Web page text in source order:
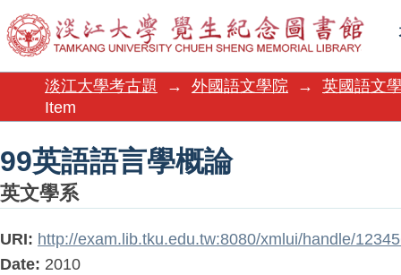
99英語語言學概論
淡江大學考古題 → 外國語文學院 →
英國語文
Item
99英語語言學概論
英文學系
URI: http://exam.lib.tku.edu.tw:8080/xmlui/handle/
Date: 2010